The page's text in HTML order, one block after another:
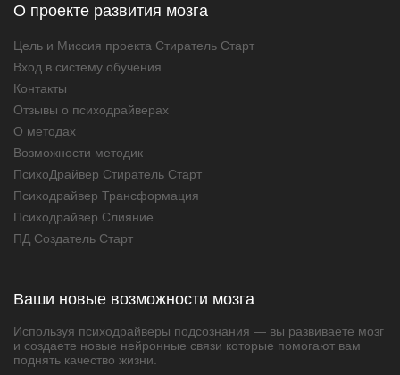
О проекте развития мозга
Цель и Миссия проекта Стиратель Старт
Вход в систему обучения
Контакты
Отзывы о психодрайверах
О методах
Возможности методик
ПсихоДрайвер Стиратель Старт
Психодрайвер Трансформация
Психодрайвер Слияние
ПД Создатель Старт
Ваши новые возможности мозга
Используя психодрайверы подсознания — вы развиваете мозг
и создаете новые нейронные связи которые помогают вам
поднять качество жизни.